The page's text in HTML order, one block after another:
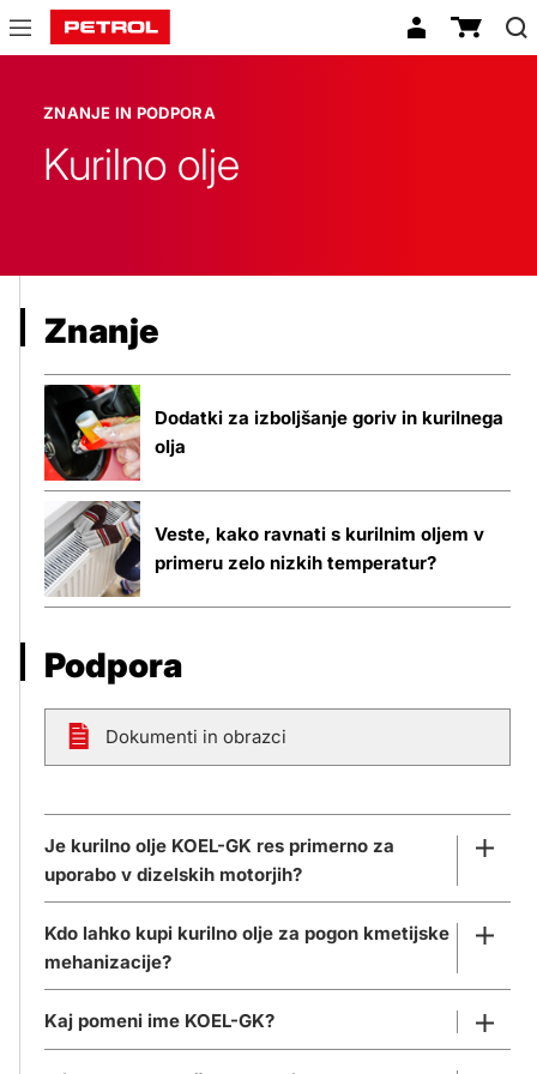
Znanje
podpora
ZNANJE IN PODPORA
Kurilno olje
Znanje
Dodatki za izboljšanje goriv in kurilnega
olja
Veste, kako ravnati s kurilnim oljem v
primeru zelo nizkih temperatur?
Podpora
Dokumenti in obrazci
Je kurilno olje KOEL-GK res primerno za
uporabo v dizelskih motorjih?
Je primerno. Kurilno olje KOEL-GK je po
kakovosti ustrezno nadgrajeno in se lahko
uporablja tudi kot pogonsko gorivo za
dizelske motorje oz. kot t.i. "kmetijski dizel".
Njegova uporaba v motorjih je zakonsko
Kdo lahko kupi kurilno olje za pogon kmetijske
mehanizacije?
S 1. januarjem 2023 je bil v skladu z novo
trošarinsko zakonodajo kupcem v kmetijstvu
Kaj pomeni ime KOEL-GK?